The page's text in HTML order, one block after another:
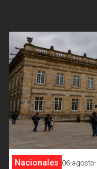
Nacionales 06-